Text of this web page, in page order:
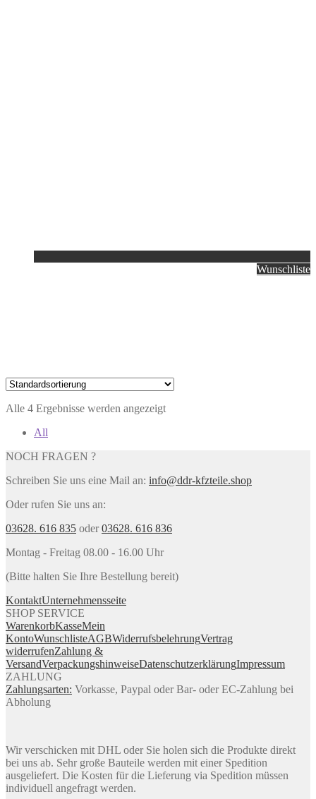
Wunschliste
Alle 4 Ergebnisse werden angezeigt
All
NOCH FRAGEN ?
Schreiben Sie uns eine Mail an: info@ddr-kfzteile.shop
Oder rufen Sie uns an:
03628. 616 835 oder03628. 616 836
Montag - Freitag 08.00 - 16.00 Uhr
(Bitte halten Sie Ihre Bestellung bereit)
KontaktUnternehmensseite
SHOP SERVICE
WarenkorbKasseMein
KontoWunschlisteAGBWiderrufsbelehrungVertrag
widerrufenZahlung &
VersandVerpackungshinweiseDatenschutzerklärungImpressum
ZAHLUNG
Zahlungsarten: Vorkasse, Paypal oder Bar- oder EC-Zahlung bei
Abholung
Wir verschicken mit DHL oder Sie holen sich die Produkte direkt
bei uns ab. Sehr große Bauteile werden mit einer Spedition
ausgeliefert. Die Kosten für die Lieferung via Spedition müssen
individuell angefragt werden.